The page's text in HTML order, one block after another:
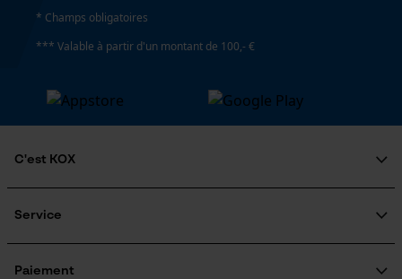
* Champs obligatoires
*** Valable à partir d'un montant de 100,- €
C'est KOX
Engagement social
Inscription à la newsletter
Service
KOX Catalogue
Paiement